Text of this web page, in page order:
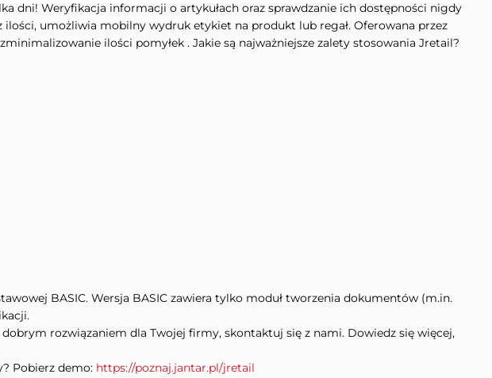
dni! Weryfikacja informacji o artykułach oraz sprawdzanie ich dostępności nigdy
umożliwia mobilny wydruk etykiet na produkt lub regał. Oferowana przez
ilości pomyłek . Jakie są najważniejsze zalety stosowania Jretail?
BASIC. Wersja BASIC zawiera tylko moduł tworzenia dokumentów (m.in.
rozwiązaniem dla Twojej firmy, skontaktuj się z nami. Dowiedz się więcej,
Pobierz demo: https://poznaj.jantar.pl/jretail